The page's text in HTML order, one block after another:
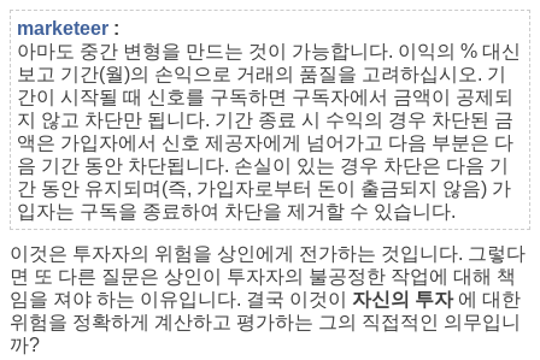
marketeer :
아마도 중간 변형을 만드는 것이 가능합니다. 이익의 % 대신
보고 기간(월)의 손익으로 거래의 품질을 고려하십시오. 기
간이 시작될 때 신호를 구독하면 구독자에서 금액이 공제되
지 않고 차단만 됩니다. 기간 종료 시 수익의 경우 차단된 금
액은 가입자에서 신호 제공자에게 넘어가고 다음 부분은 다
음 기간 동안 차단됩니다. 손실이 있는 경우 차단은 다음 기
간 동안 유지되며(즉, 가입자로부터 돈이 출금되지 않음) 가
입자는 구독을 종료하여 차단을 제거할 수 있습니다.
이것은 투자자의 위험을 상인에게 전가하는 것입니다. 그렇다
면 또 다른 질문은 상인이 투자자의 불공정한 작업에 대해 책
임을 져야 하는 이유입니다. 결국 이것이 자신의 투자에 대한
위험을 정확하게 계산하고 평가하는 그의 직접적인 의무입니
까?